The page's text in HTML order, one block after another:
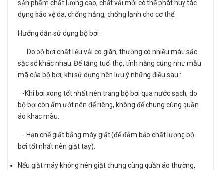
sản phẩm chất lượng cao, chất vải mới có thể phát huy tác
dụng bảo vệ da, chống nắng, chống lạnh cho cơ thể.
Hướng dẫn sử dụng bộ bơi :
Do bộ bơi chất liệu vải co giãn, thường có nhiều màu sắc
sặc sỡ khác nhau. Để tăng tuổi thọ, tính năng cũng như mẫu
mã của bộ bơi, khi sử dụng nên lưu ý những điều sau :
-Khi bơi xong tốt nhất nên tráng bộ bơi qua nước sạch, do
bộ bơi còn ẩm ướt nên để riêng, không để chung cùng quần
áo khác màu.
- Hạn chế giặt bằng máy giặt (để đảm bảo chất lượng bộ
bơi tốt nhất nên giặt tay).
Nếu giặt máy không nên giặt chung cùng quần áo thường,